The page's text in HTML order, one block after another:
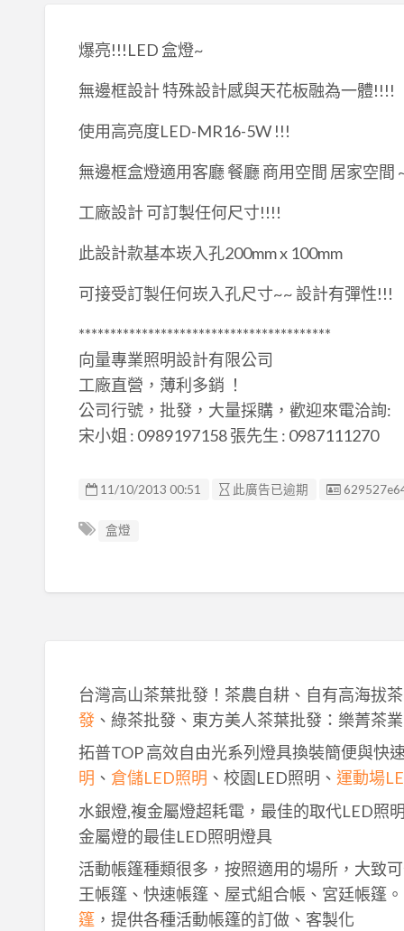
爆亮!!!LED 盒燈~
無邊框設計 特殊設計感與天花板融為一體!!!!
使用高亮度LED-MR16-5W !!!
無邊框盒燈適用客廳 餐廳 商用空間 居家空間
工廠設計 可訂製任何尺寸!!!!
此設計款基本崁入孔200mm x 100mm
可接受訂製任何崁入孔尺寸~~ 設計有彈性!!!
****************************************
向量專業照明設計有限公司
工廠直營，薄利多銷 ！
公司行號，批發，大量採購，歡迎來電洽詢:
宋小姐 : 0989197158 張先生 : 0987111270
11/10/2013 00:51 此廣告已逾期 廣告编號
盒燈
台灣高山茶葉批發！茶農自耕、自有高海拔
發、綠茶批發、東方美人茶葉批發：樂菁茶業
拓普TOP 高效自由光系列燈具換裝簡便與快
明 、 倉儲LED照明 、校園LED照明、 運動場
水銀燈,複金屬燈超耗電，最佳的取代LED照
金屬燈的最佳LED照明燈具
活動帳篷種類很多，按照適用的場所，大致
王帳篷、快速帳篷、屋式組合帳、宮廷帳篷。
篷，提供各種活動帳篷的訂做、客製化